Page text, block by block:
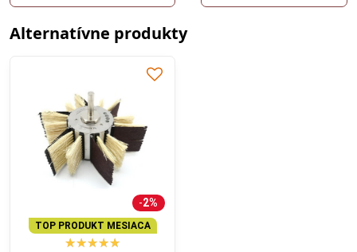
Alternatívne produkty
2%
TOP PRODUKT MESIACA